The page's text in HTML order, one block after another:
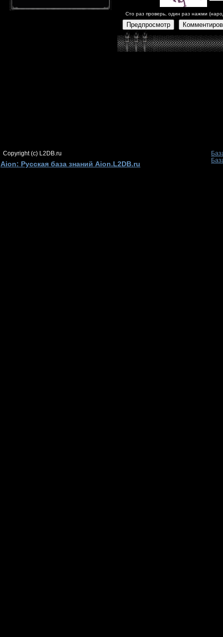
Сто раз проверь, один раз нажми
Предпросмотр
Copyright (c) L2DB.ru
Aion: Русская база знаний Aion.L2DB.ru